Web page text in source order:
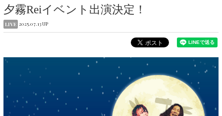
夕霧Reiイベント出演決定！
LIVE 2025.07.13 UP